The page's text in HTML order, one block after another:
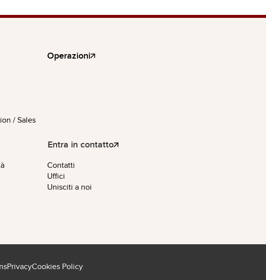
/ Sales
Operazioni
Entra in contatto
Contatti
Uffici
Unisciti a noi
PrivacyCookies Policy